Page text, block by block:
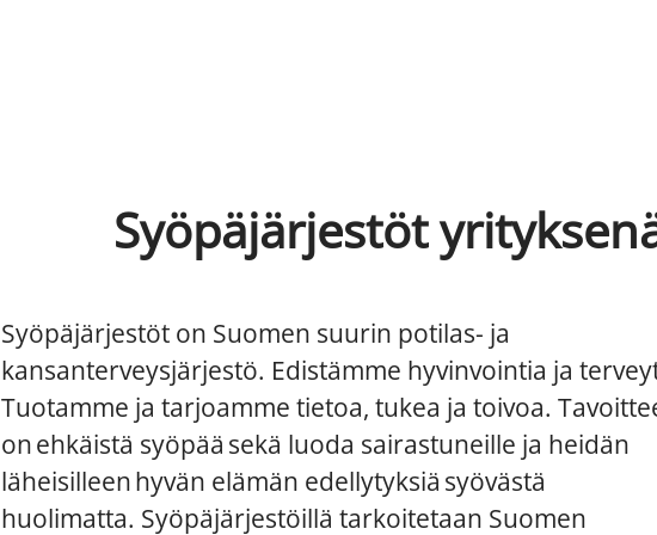
Syöpäjärjestöt
Syöpäjärjestöt on Suomen suurin potilas- ja
kansanterveysjärjestö. Edistämme hyvinvointia ja
Tuotamme ja tarjoamme tietoa, tukea ja toivoa.
on ehkäistä syöpää sekä luoda sairastuneille ja heidän
läheisilleen hyvän elämän edellytyksiä syövästä
huolimatta. Syöpäjärjestöillä tarkoitetaan Suomen